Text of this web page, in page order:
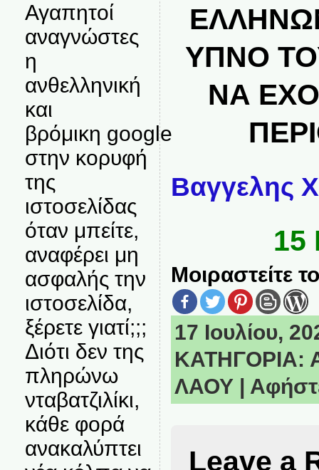
Αγαπητοί
αναγνώστες
η
ανθελληνική
και
βρόμικη google
στην κορυφή
της
ιστοσελίδας
όταν μπείτε,
αναφέρει μη
ασφαλής την
ιστοσελίδα,
ξέρετε γιατί;;;
Διότι δεν της
πληρώνω
νταβατζιλίκι,
κάθε φορά
ανακαλύπτει
ΥΠΝΟ
ΝΑ
Βαγγελης
15
Μοιραστείτε
17 Ιουλίου,
ΚΑΤΗΓΟΡΙΑ:
ΛΑΟΥ|
Leave a